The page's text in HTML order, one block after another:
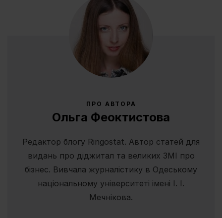
ПРО АВТОРА
Ольга Феоктистова
Редактор блогу Ringostat. Автор статей для
видань про діджитал та великих ЗМІ про
бізнес. Вивчала журналістику в Одеському
національному університеті імені І. І.
Мечнікова.